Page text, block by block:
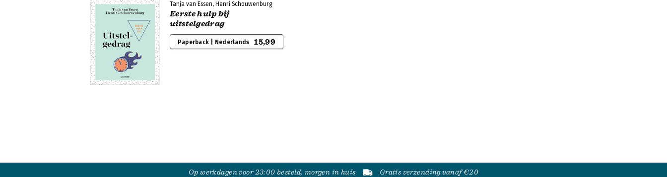
Tanja van Essen, Henri Schouwenburg
Eerste hulp bij
uitstelgedrag
Paperback | Nederlands 15,99
Op werkdagen voor 23:00 besteld, morgen in huis Gratis verzending vanaf €20